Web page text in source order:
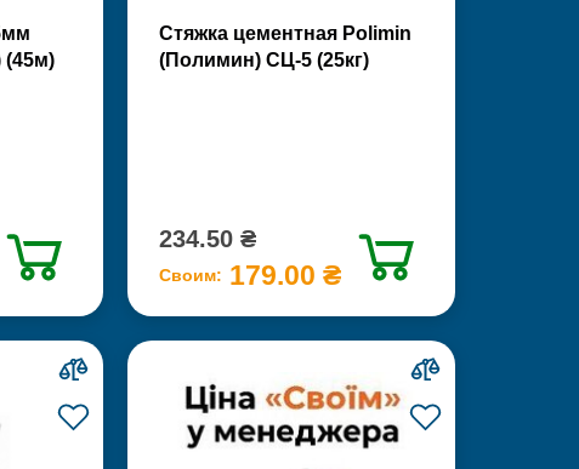
(45м)
Стяжка цементная Polimin
(Полимин) СЦ-5 (25кг)
234.50 ₴
Своим: 179.00 ₴